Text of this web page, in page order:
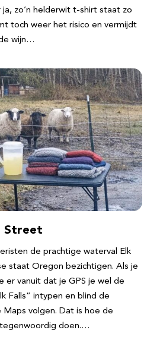
zo’n helderwit t-shirt staat zo
toch weer het risico en vermijdt
wijn…
Street
de prachtige waterval Elk
staat Oregon bezichtigen. Als je
er vanuit dat je GPS je wel de
Falls” intypen en blind de
Maps volgen. Dat is hoe de
doen.…